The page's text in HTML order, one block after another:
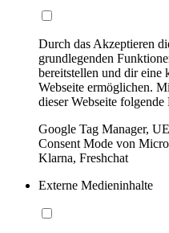
Durch das Akzeptieren
grundlegenden
bereitstellen und dir eine
Webseite ermöglichen.
dieser Webseite
Google Tag Manager,
Consent Mode von
Klarna, Freshchat
Externe Medieninhalte